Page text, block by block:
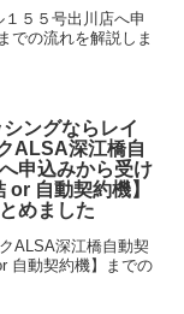
５５号出川店へ申
での流れを解説しま
ングならレイ
ALSA深江橋自
申込みから受け
自動契約機】
めました
ALSA深江橋自動契
自動契約機】までの